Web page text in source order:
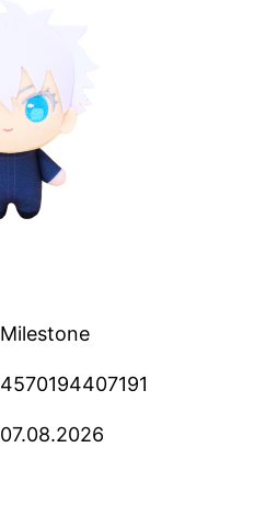
Milestone
4570194407191
07.08.2026